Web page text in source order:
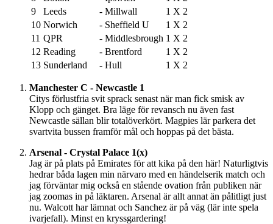
9
Leeds - Millwall 1 X 2
10 Norwich - Sheffield U 1 X 2
11 QPR - Middlesbrough 1 X 2
12 Reading - Brentford 1 X 2
13 Sunderland - Hull 1 X 2
Manchester C - Newcastle 1
Citys förlustfria svit sprack senast när man fick smisk av
Klopp och gänget. Bra läge för revansch nu även fast
Newcastle sällan blir totalöverkört. Magpies lär parkera det
svartvita bussen framför mål och hoppas på det bästa.
Arsenal - Crystal Palace 1(x)
Jag är på plats på Emirates för att kika på den här! Naturligtvis
hedrar båda lagen min närvaro med en händelserik match och
jag förväntar mig också en stående ovation från publiken när
jag zoomas in på läktaren. Arsenal är allt annat än pålitligt just
nu. Walcott har lämnat och Sanchez är på väg (lär inte spela
ivarjefall). Minst en kryssgardering!